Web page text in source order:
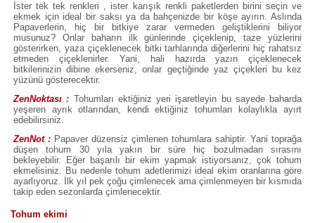
İster tek tek renkleri , ister karışık renkli paketlerden birini seçin ve
ekmek için ideal bir saksı ya da bahçenizde bir köşe ayırın. Aslında
Papaverlerin, hiç bir bitkiye zarar vermeden geliştiklerini biliyor
musunuz? Onlar baharın ilk günlerinde çiçeklenip, taze yüzlerini
gösterirken, yaza çiçeklenecek bitki tarhlarında diğerlerini hiç rahatsız
etmeden çiçeklenirler. Yani, hali hazırda yazın çiçeklenecek
bitkilerinizin dibine ekerseniz, onlar geçtiğinde yaz çiçekleri bu kez
yüzünü gösterecektir.
ZenNoktası: Tohumları ektiğiniz yeri işaretleyin bu sayede baharda
yeşeren ayrık otlarından, kendi ektiğiniz tohumları kolaylıkla ayırt
edebilirsiniz.
ZenNot : Papaver düzensiz çimlenen tohumlara sahiptir. Yani toprağa
düşen tohum 30 yıla yakın bir süre hiç bozulmadan sırasını
bekleyebilir. Eğer başarılı bir ekim yapmak istiyorsanız, çok tohum
ekmelisiniz. Bu nedenle tohum adetlerimizi ideal ekim oranlarına göre
ayarlıyoruz. İlk yıl pek çoğu çimlenecek ama çimlenmeyen bir kısmıda
takip eden sezonlarda çimlenecektir.
Tohum ekimi